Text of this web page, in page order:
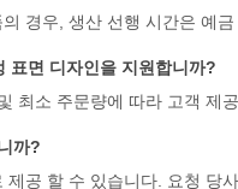
경우, 생산 선행 시간은 예
표면 디자인을 지원합니까?
최소 주문량에 따라 고객 제
까?
제공 할 수 있습니다. 요청 당